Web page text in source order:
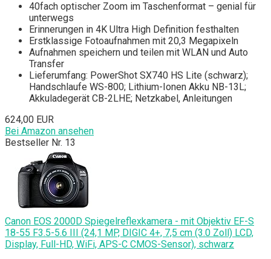
40fach optischer Zoom im Taschenformat – genial für
unterwegs
Erinnerungen in 4K Ultra High Definition festhalten
Erstklassige Fotoaufnahmen mit 20,3 Megapixeln
Aufnahmen speichern und teilen mit WLAN und Auto
Transfer
Lieferumfang: PowerShot SX740 HS Lite (schwarz);
Handschlaufe WS-800; Lithium-Ionen Akku NB-13L;
Akkuladegerät CB-2LHE; Netzkabel, Anleitungen
624,00 EUR
Bei Amazon ansehen
Bestseller Nr. 13
Canon EOS 2000D Spiegelreflexkamera - mit Objektiv EF-S
18-55 F3.5-5.6 III (24,1 MP, DIGIC 4+, 7,5 cm (3.0 Zoll) LCD,
Display, Full-HD, WiFi, APS-C CMOS-Sensor), schwarz